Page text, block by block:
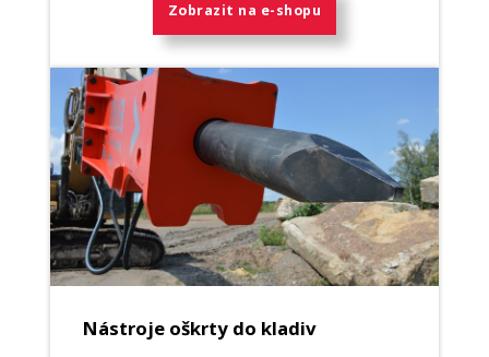
Zobrazit na e-shopu
Nástroje oškrty do kladiv